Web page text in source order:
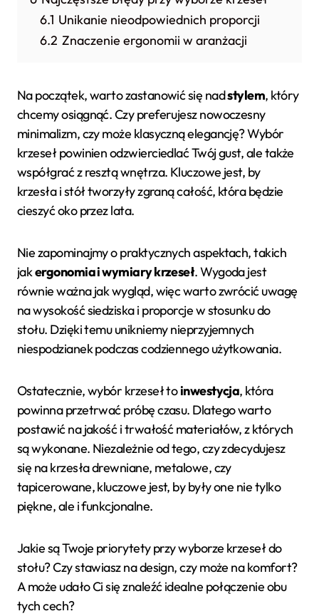
6.1 Unikanie nieodpowiednich proporcji
6.2 Znaczenie ergonomii w aranżacji
Na początek, warto zastanowić się nadstylem, który
chcemy osiągnąć. Czy preferujesz nowoczesny
minimalizm, czy może klasyczną elegancję? Wybór
krzeseł powinien odzwierciedlać Twój gust, ale także
współgrać z resztą wnętrza. Kluczowe jest, by
krzesła i stół tworzyły zgraną całość, która będzie
cieszyć oko przez lata.
Nie zapominajmy o praktycznych aspektach, takich
jakergonomia i wymiary krzeseł. Wygoda jest
równie ważna jak wygląd, więc warto zwrócić uwagę
na wysokość siedziska i proporcje w stosunku do
stołu. Dzięki temu unikniemy nieprzyjemnych
niespodzianek podczas codziennego użytkowania.
Ostatecznie, wybór krzeseł toinwestycja, która
powinna przetrwać próbę czasu. Dlatego warto
postawić na jakość i trwałość materiałów, z których
są wykonane. Niezależnie od tego, czy zdecydujesz
się na krzesła drewniane, metalowe, czy
tapicerowane, kluczowe jest, by były one nie tylko
piękne, ale i funkcjonalne.
Jakie są Twoje priorytety przy wyborze krzeseł do
stołu? Czy stawiasz na design, czy może na komfort?
A może udało Ci się znaleźć idealne połączenie obu
tych cech?